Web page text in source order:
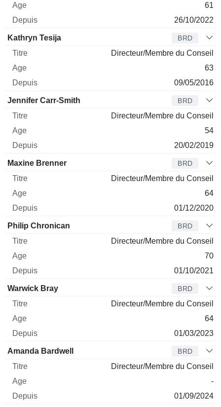
61
26/10/2022
Kathryn Tesija BRD
Directeur/Membre du Conseil
63
09/05/2016
Jennifer Carr-Smith BRD
Directeur/Membre du Conseil
54
20/02/2019
Maxine Brenner BRD
Directeur/Membre du Conseil
64
01/12/2020
Philip Chronican BRD
Directeur/Membre du Conseil
70
01/10/2021
Warwick Bray BRD
Directeur/Membre du Conseil
64
01/03/2023
Amanda Bardwell BRD
Directeur/Membre du Conseil
-
01/09/2024